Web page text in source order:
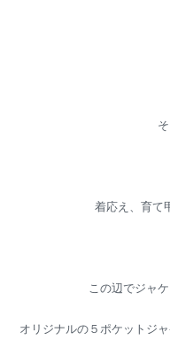
着応え、育て
この辺でジャ
オリジナルの５ポケットジ